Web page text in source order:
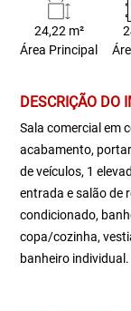
24,22 m²
Área Principal
DESCRIÇÃO DO
Sala comercial em
acabamento,
de veículos, 1
entrada e salão de
condicionado,
copa/cozinha,
banheiro individual.